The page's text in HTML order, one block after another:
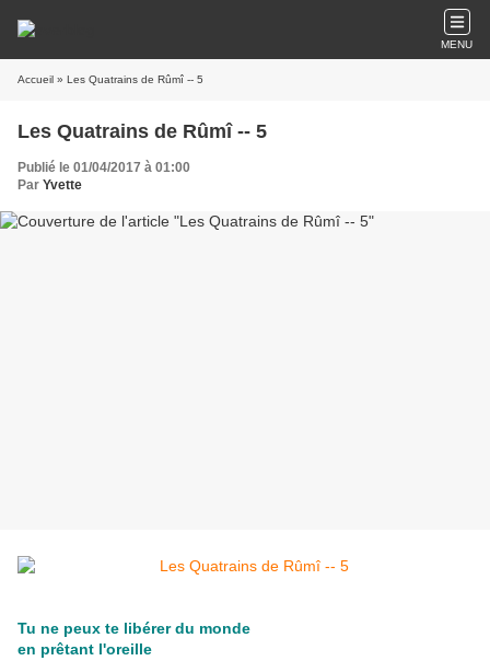
MENU
Accueil » Les Quatrains de Rûmî -- 5
Les Quatrains de Rûmî -- 5
Publié le 01/04/2017 à 01:00
Par Yvette
Tu ne peux te libérer du monde
en prêtant l'oreille